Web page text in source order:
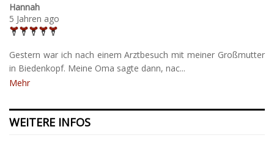
Hannah
5 Jahren ago
Gestern war ich nach einem Arztbesuch mit meiner Großmutter
in Biedenkopf. Meine Oma sagte dann, nac...
Mehr
WEITERE INFOS